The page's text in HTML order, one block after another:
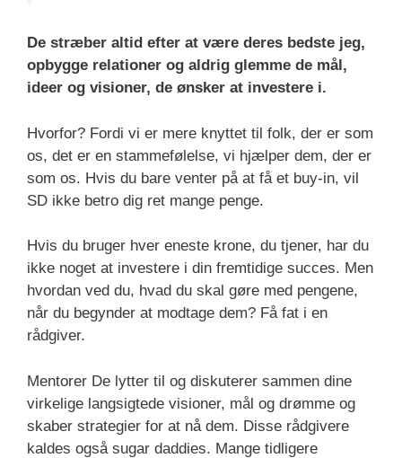
De stræber altid efter at være deres bedste jeg,
opbygge relationer og aldrig glemme de mål,
ideer og visioner, de ønsker at investere i.
Hvorfor? Fordi vi er mere knyttet til folk, der er som
os, det er en stammefølelse, vi hjælper dem, der er
som os. Hvis du bare venter på at få et buy-in, vil
SD ikke betro dig ret mange penge.
Hvis du bruger hver eneste krone, du tjener, har du
ikke noget at investere i din fremtidige succes. Men
hvordan ved du, hvad du skal gøre med pengene,
når du begynder at modtage dem? Få fat i en
rådgiver.
Mentorer De lytter til og diskuterer sammen dine
virkelige langsigtede visioner, mål og drømme og
skaber strategier for at nå dem. Disse rådgivere
kaldes også sugar daddies. Mange tidligere